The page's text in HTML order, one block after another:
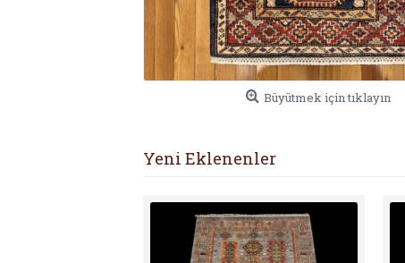
Büyütmek için tıklayın
Yeni Eklenenler